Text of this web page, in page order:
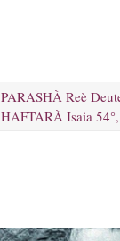
PARASHÀ Reè
HAFTARÀ Isaia